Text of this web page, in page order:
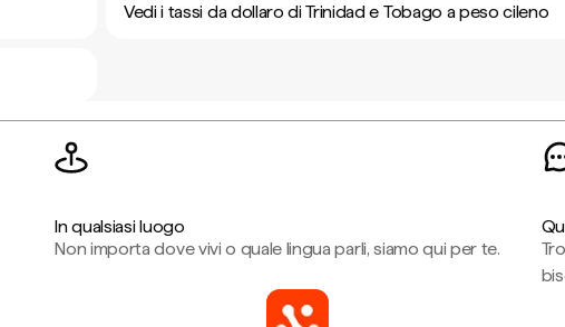
Vedi i tassi da dollaro di Trinidad e Tobago a peso cileno
In qualsiasi luogo
Non importa dove vivi o quale lingua parli, siamo qui per te.